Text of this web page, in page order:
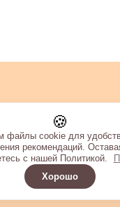
🍪
файлы cookie для
рекомендаций.
с нашей Политикой.
Хорошо